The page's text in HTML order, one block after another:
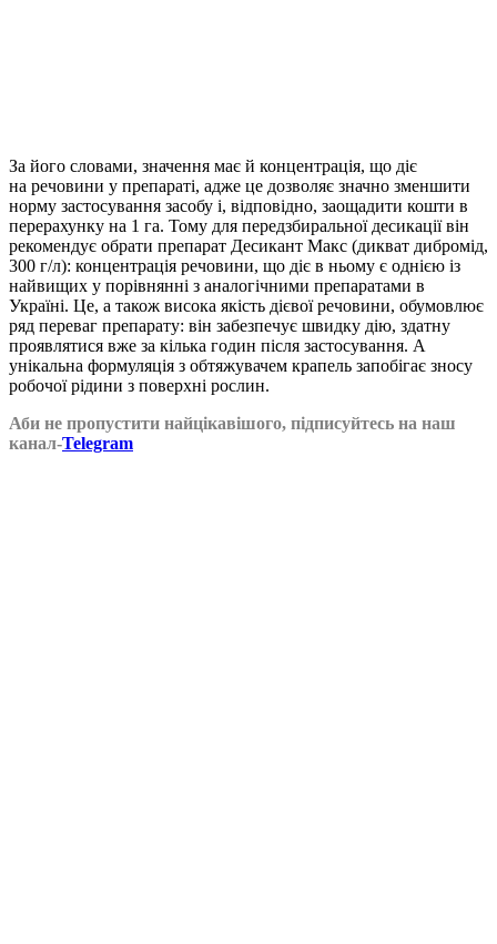
За його словами, значення має й концентрація, що діє
на речовини у препараті, адже це дозволяє значно зменшити
норму застосування засобу і, відповідно, заощадити кошти в
перерахунку на 1 га. Тому для передзбиральної десикації він
рекомендує обрати препарат Десикант Макс (дикват дибромід,
300 г/л): концентрація речовини, що діє в ньому є однією із
найвищих у порівнянні з аналогічними препаратами в
Україні. Це, а також висока якість дієвої речовини, обумовлює
ряд переваг препарату: він забезпечує швидку дію, здатну
проявлятися вже за кілька годин після застосування. А
унікальна формуляція з обтяжувачем крапель запобігає зносу
робочої рідини з поверхні рослин.
Аби не пропустити найцікавішого, підписуйтесь на наш
канал-Telegram